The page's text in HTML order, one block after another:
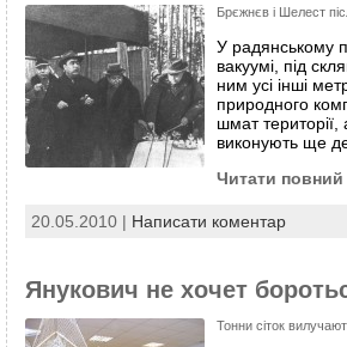
Брєжнєв і Шелест
У радянському
вакуумі, під
ним усі інші
природного
шмат
виконують ще
Читати повний
20.05.2010 | Написати коментар
Янукович не хочет
Тонни сіток